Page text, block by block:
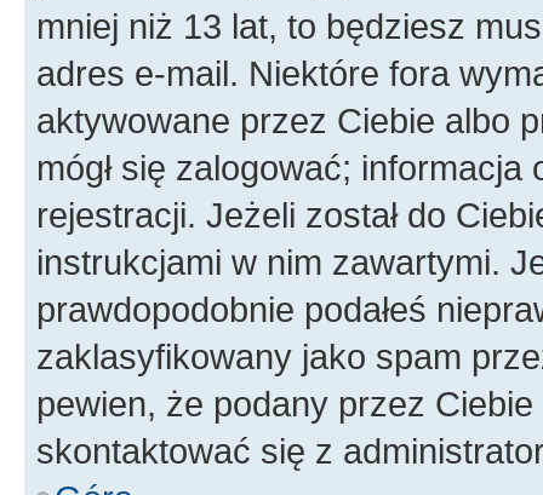
mniej niż 13 lat, to będziesz
adres e-mail. Niektóre fora
aktywowane przez Ciebie albo
mógł się zalogować;
rejestracji. Jeżeli został do
instrukcjami w nim zawartymi.
prawdopodobnie podałeś
zaklasyfikowany jako spam
pewien, że podany przez
skontaktować się z